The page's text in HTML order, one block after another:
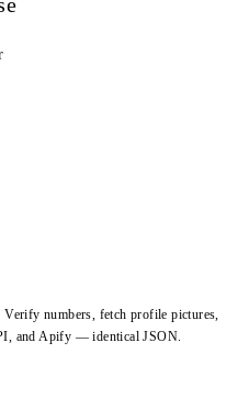
numbers, fetch profile pictures,
and Apify — identical JSON.